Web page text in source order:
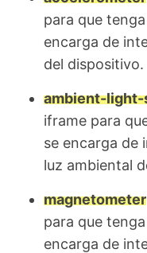
para que
encarga de
del dispositivo.
ambient-light-
iframe para
se encarga de
luz ambiental
magnetometer
para que
encarga de